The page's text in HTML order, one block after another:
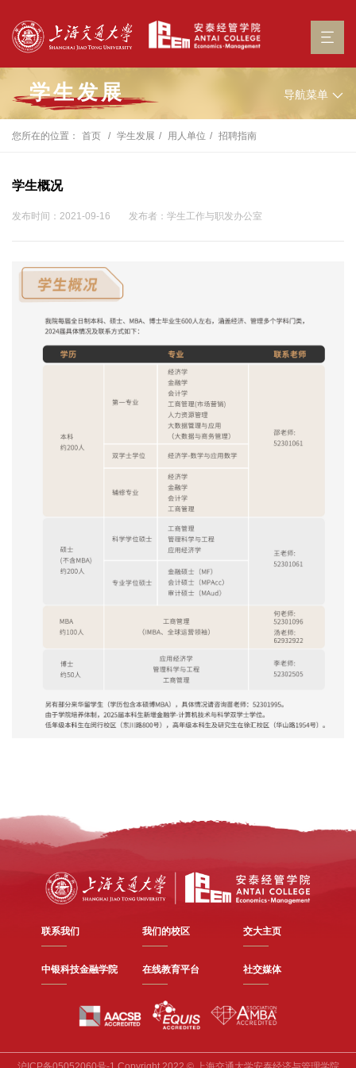
学生发展 导航菜单
您所在的位置： 首页 学生发展 用人单位 招聘指南
学生概况
发布时间：2021-09-16 发布者：学生工作与职发办公室
联系我们 我们的校区 交大主页
中银科技金融学院 在线教育平台 社交媒体